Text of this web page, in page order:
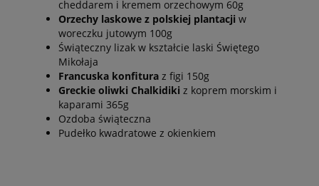
cheddarem i kremem orzechowym 60g
Orzechy laskowe z polskiej plantacji w
woreczku jutowym 100g
Świąteczny lizak w kształcie laski Świętego
Mikołaja
Francuska konfitura z figi 150g
Greckie oliwki Chalkidiki z koprem morskim i
kaparami 365g
Ozdoba świąteczna
Pudełko kwadratowe z okienkiem